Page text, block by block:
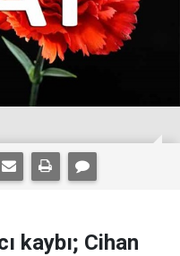
kaybı; Cihan